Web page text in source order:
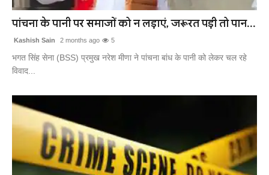
पांचना के पानी पर समाजों को न लड़ाएं, जरूरत पड़ी तो पान...
Kashish Sain 2 months ago 5
भगत सिंह सेना (BSS) प्रमुख नरेश मीणा ने पांचना बांध के पानी को लेकर चल रहे
विवाद...